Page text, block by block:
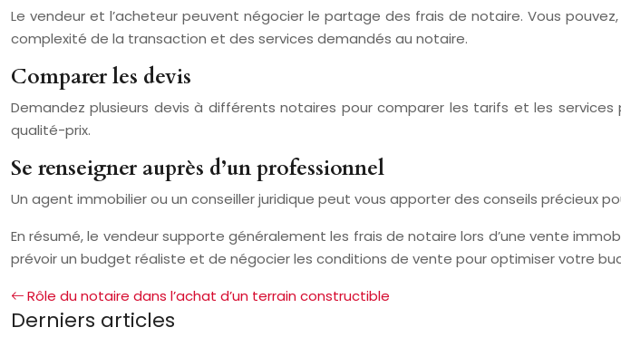
Le vendeur et l’acheteur peuvent négocier le partage des frais de notaire. Vous
complexité de la transaction et des services demandés au notaire.
Comparer les devis
Demandez plusieurs devis à différents notaires pour comparer les tarifs et les
qualité-prix.
Se renseigner auprès d’un professionnel
Un agent immobilier ou un conseiller juridique peut vous apporter des conseils précieux
En résumé, le vendeur supporte généralement les frais de notaire lors d’une vente
prévoir un budget réaliste et de négocier les conditions de vente pour optimiser votre
Rôle du notaire dans l’achat d’un terrain constructible
Derniers articles